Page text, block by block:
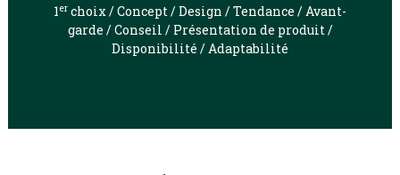
1er choix / Concept / Design / Tendance / Avant-
garde / Conseil / Présentation de produit /
Disponibilité / Adaptabilité